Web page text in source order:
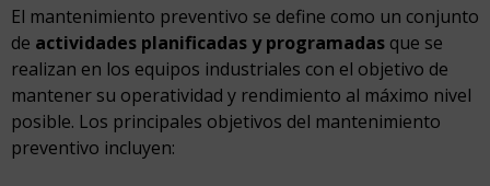
El mantenimiento preventivo se define como un conjunto
de actividades planificadas y programadas que se
realizan en los equipos industriales con el objetivo de
mantener su operatividad y rendimiento al máximo nivel
posible. Los principales objetivos del mantenimiento
preventivo incluyen: